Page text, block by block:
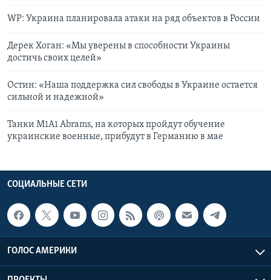
WP: Украина планировала атаки на ряд объектов в России
Дерек Хоган: «Мы уверены в способности Украины
достичь своих целей»
Остин: «Наша поддержка сил свободы в Украине остается
сильной и надежной»
Танки M1A1 Abrams, на которых пройдут обучение
украинские военные, прибудут в Германию в мае
СОЦИАЛЬНЫЕ СЕТИ
ГОЛОС АМЕРИКИ